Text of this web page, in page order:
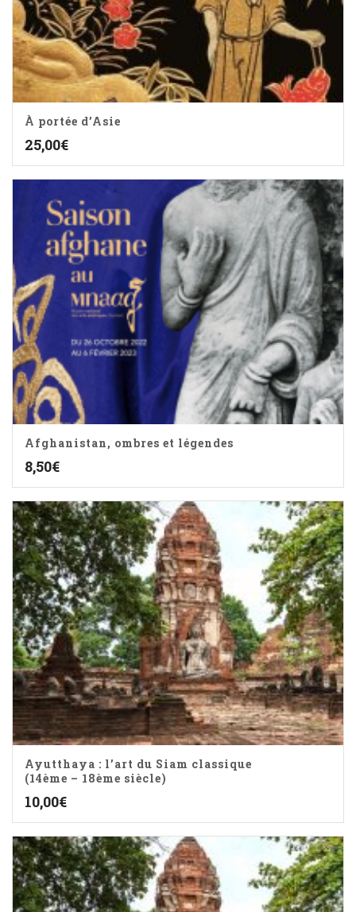
À portée d’Asie
25,00€
Afghanistan, ombres et légendes
8,50€
Ayutthaya : l’art du Siam classique
(14ème – 18ème siècle)
10,00€